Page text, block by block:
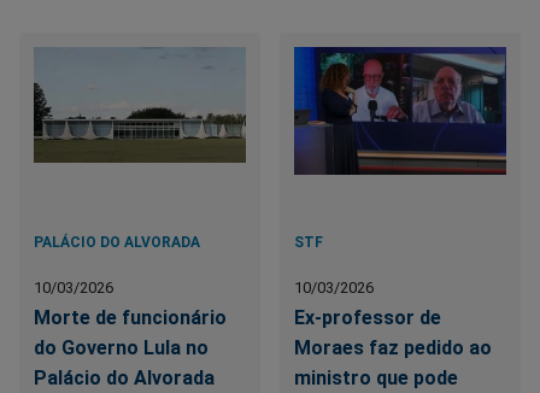
PALÁCIO DO ALVORADA
10/03/2026
Morte de funcionário
do Governo Lula no
Palácio do Alvorada
STF
10/03/2026
Ex-professor de
Moraes faz pedido ao
ministro que pode